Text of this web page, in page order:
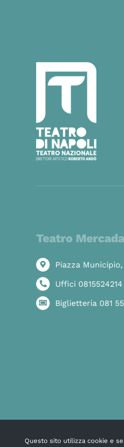
Teatro
Piazza
Uffici
Biglietteria 081
Questo sito utilizza cookie e